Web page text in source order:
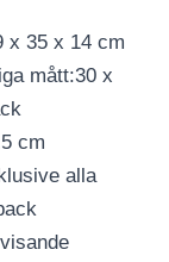
x 35 x 14 cm
mått:30 x
cm
alla